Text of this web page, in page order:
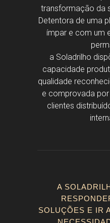
transformação da
Detentora de uma
ímpar e com um
a Soladrilho
capacidade
qualidade
e comprovada
clientes
A
SOLUÇÕES E IR